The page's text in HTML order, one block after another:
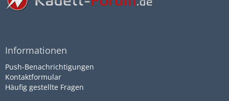
Informationen
Push-Benachrichtigungen
Kontaktformular
Häufig gestellte Fragen